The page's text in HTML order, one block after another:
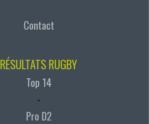
Contact
RÉSULTATS RUGBY
Top 14
-
Pro D2